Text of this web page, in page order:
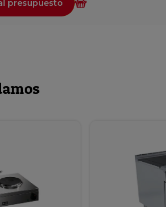
presupuesto